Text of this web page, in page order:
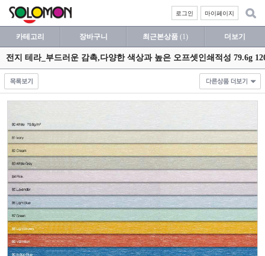
마이페이지
로그인
카테고리 장바구니 최근본상품 (1) 더보기
전지 테라_부드러운 감촉,다양한 색상과 높은 오프셋인쇄적성 79.6g